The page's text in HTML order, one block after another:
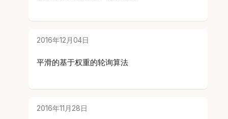
2016年12月04日
平滑的基于权重的轮询算法
2016年11月28日